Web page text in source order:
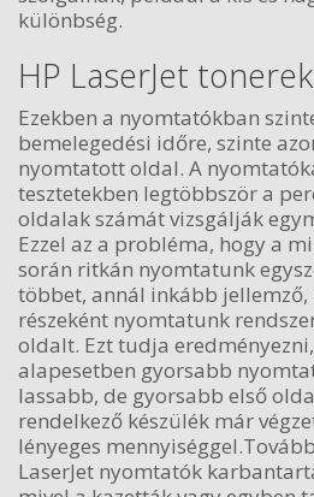
különbség.
HP LaserJet
Ezekben a nyomtatókban
bemelegedési időre, szinte
nyomtatott oldal. A
tesztetekben legtöbbször a
oldalak számát vizsgálják
Ezzel az a probléma, hogy a
során ritkán nyomtatunk
többet, annál inkább
részeként nyomtatunk
oldalt. Ezt tudja
alapesetben gyorsabb
lassabb, de gyorsabb első
rendelkező készülék már
lényeges
LaserJet nyomtatók